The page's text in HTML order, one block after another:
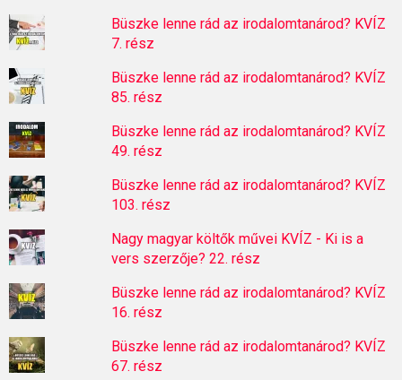
Büszke lenne rád az irodalomtanárod? KVÍZ
7. rész
Büszke lenne rád az irodalomtanárod? KVÍZ
85. rész
Büszke lenne rád az irodalomtanárod? KVÍZ
49. rész
Büszke lenne rád az irodalomtanárod? KVÍZ
103. rész
Nagy magyar költők művei KVÍZ - Ki is a
vers szerzője? 22. rész
Büszke lenne rád az irodalomtanárod? KVÍZ
16. rész
Büszke lenne rád az irodalomtanárod? KVÍZ
67. rész